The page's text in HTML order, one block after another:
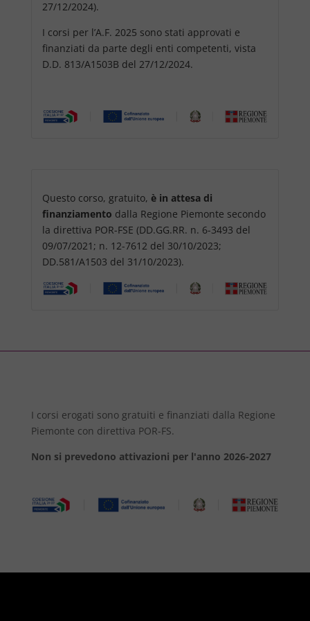
27/12/2024).
I corsi per l’A.F. 2025 sono stati approvati e
finanziati da parte degli enti competenti, vista
D.D. 813/A1503B del 27/12/2024.
Questo corso, gratuito, è in attesa di
finanziamento dalla Regione Piemonte secondo
la direttiva POR-FSE (DD.GG.RR. n. 6-3493 del
09/07/2021; n. 12-7612 del 30/10/2023;
DD.581/A1503 del 31/10/2023).
I corsi erogati sono gratuiti e finanziati dalla Regione
Piemonte con direttiva POR-FS.
Non si prevedono attivazioni per l'anno 2026-2027